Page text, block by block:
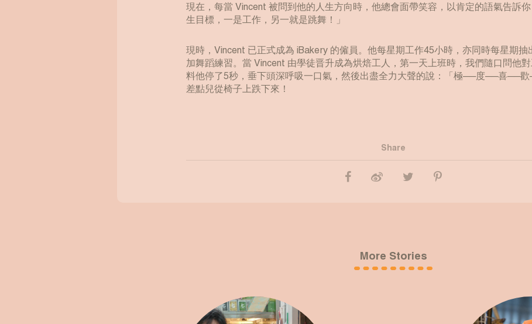
現在，每當 Vincent 被問到他的人生方向時，他總會面帶笑容，以肯定的語氣告訴
生目標，一是工作，另一就是跳舞！」
現時，Vincent 已正式成為 iBakery 的僱員。他每星期工作45小時，亦同時每星期抽
加舞蹈練習。當 Vincent 由學徒晋升成為烘焙工人，第一天上班時，我們隨口問他
料他停了5秒，垂下頭深呼吸一口氣，然後出盡全力大聲的說：「極──度──喜──
差點兒從椅子上跌下來！
Share
More Stories